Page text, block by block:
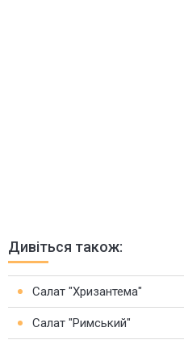
Дивіться також:
Салат "Хризантема"
Салат "Римський"